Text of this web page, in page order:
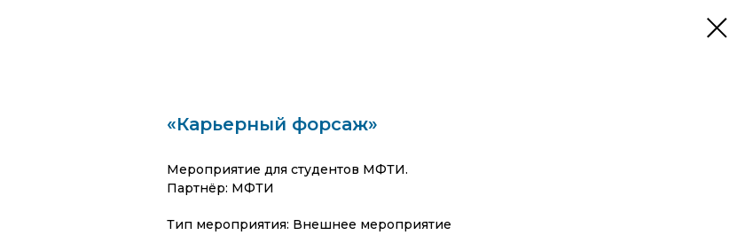
«Карьерный форсаж»
Мероприятие для студентов МФТИ.
Партнёр: МФТИ
Тип мероприятия: Внешнее мероприятие